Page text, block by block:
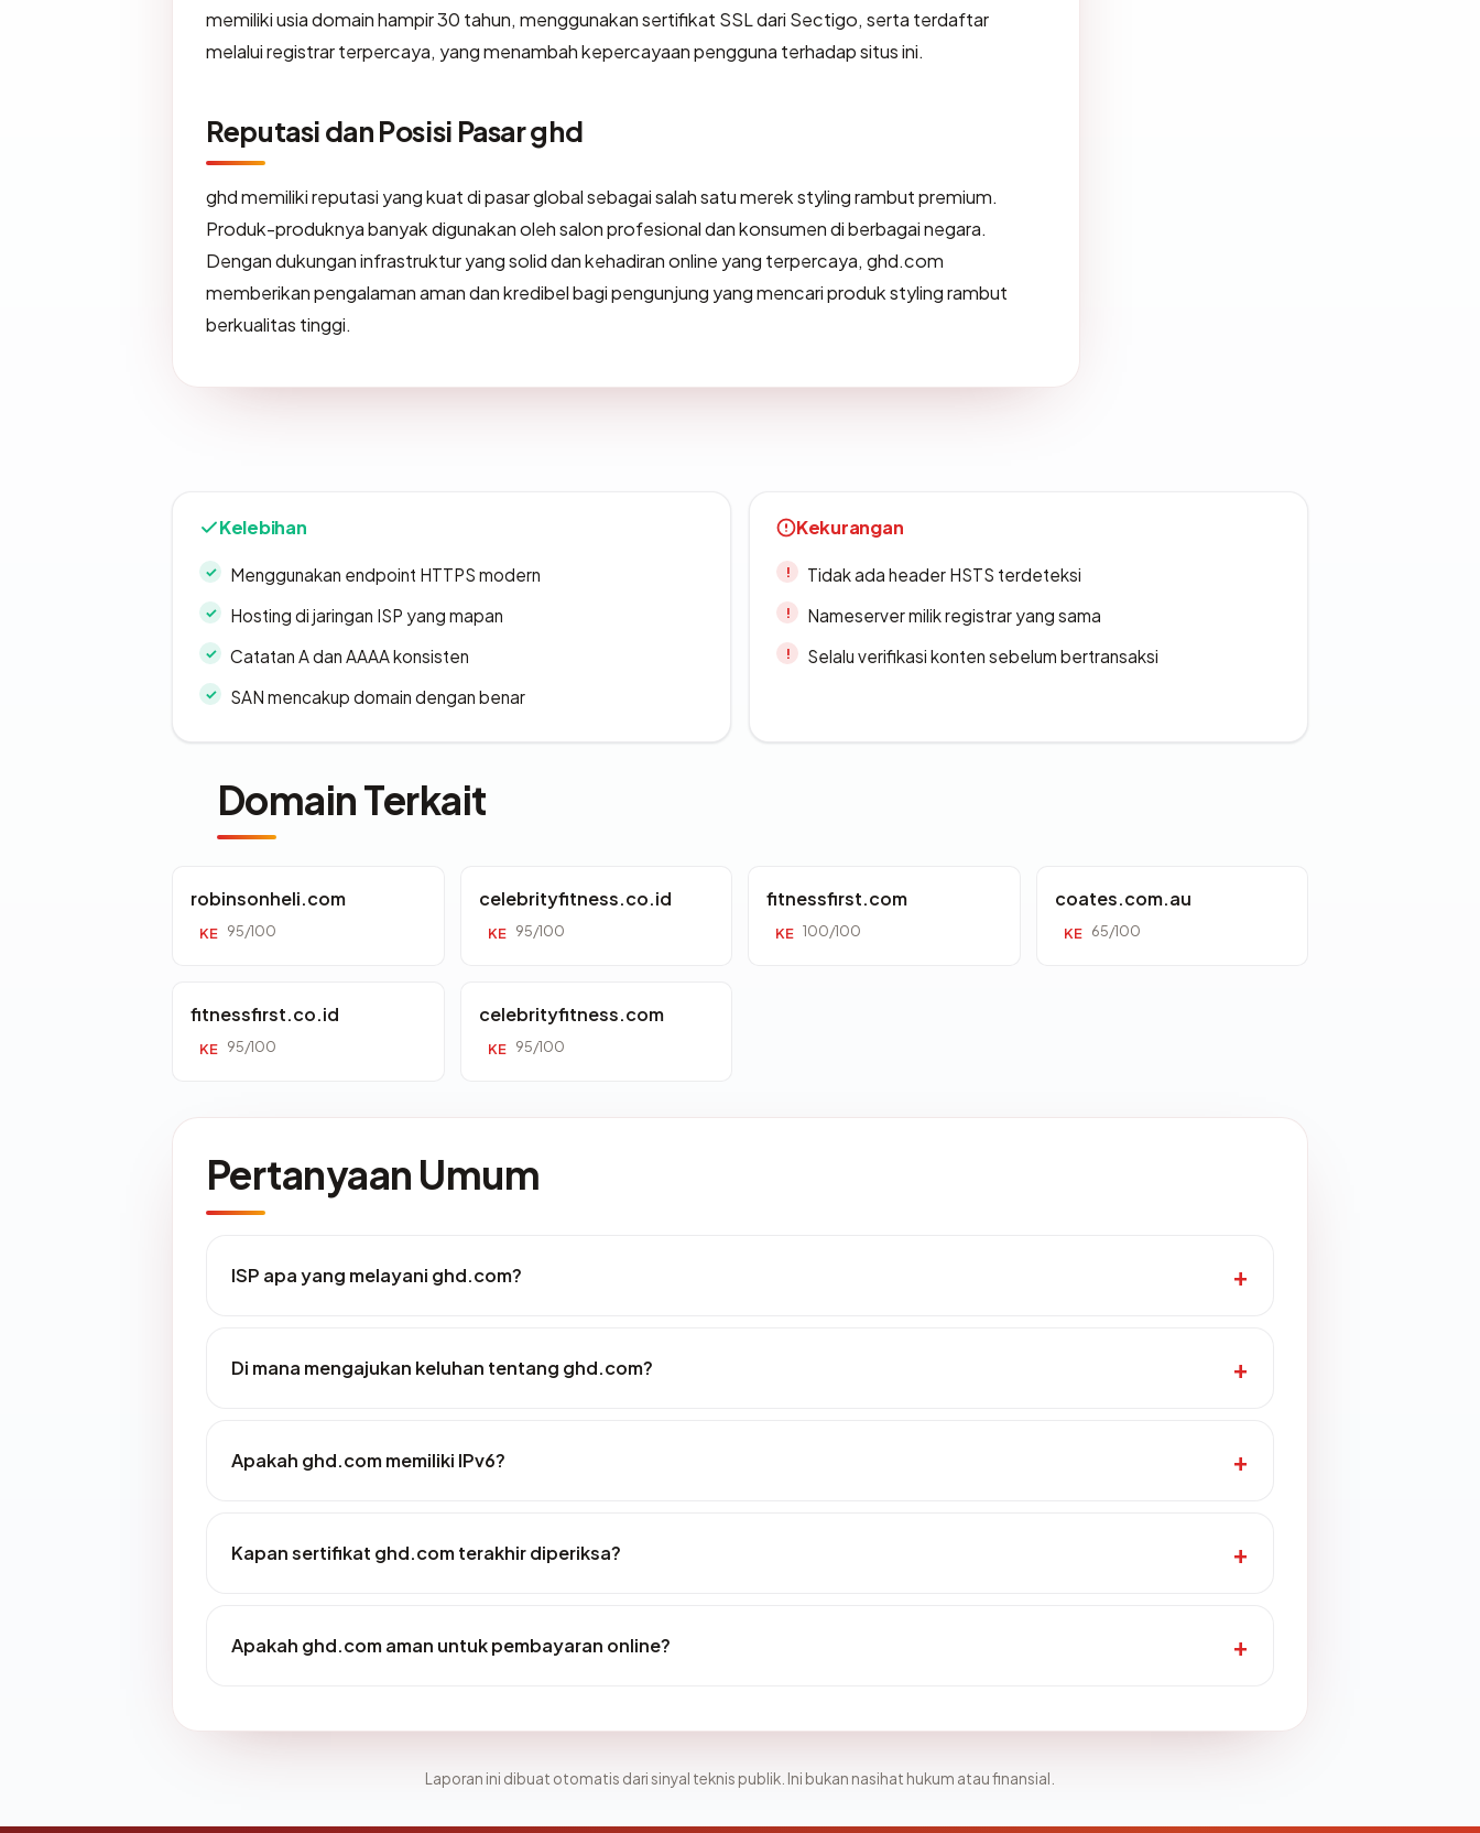
memiliki usia domain hampir 30 tahun, menggunakan sertifikat SSL dari Sectigo, serta terdaftar
melalui registrar terpercaya, yang menambah kepercayaan pengguna terhadap situs ini.
Reputasi dan Posisi Pasar ghd
ghd memiliki reputasi yang kuat di pasar global sebagai salah satu merek styling rambut premium.
Produk-produknya banyak digunakan oleh salon profesional dan konsumen di berbagai negara.
Dengan dukungan infrastruktur yang solid dan kehadiran online yang terpercaya, ghd.com
memberikan pengalaman aman dan kredibel bagi pengunjung yang mencari produk styling rambut
berkualitas tinggi.
Kelebihan
Menggunakan endpoint HTTPS modern
Hosting di jaringan ISP yang mapan
Catatan A dan AAAA konsisten
SAN mencakup domain dengan benar
Kekurangan
Tidak ada header HSTS terdeteksi
Nameserver milik registrar yang sama
Selalu verifikasi konten sebelum bertransaksi
Domain Terkait
robinsonheli.com
KE 95/100
celebrityfitness.co.id
KE 95/100
fitnessfirst.com
KE 100/100
coates.com.au
KE 65/100
fitnessfirst.co.id
KE 95/100
celebrityfitness.com
KE 95/100
Pertanyaan Umum
ISP apa yang melayani ghd.com?
Di mana mengajukan keluhan tentang ghd.com?
Apakah ghd.com memiliki IPv6?
Kapan sertifikat ghd.com terakhir diperiksa?
Apakah ghd.com aman untuk pembayaran online?
Laporan ini dibuat otomatis dari sinyal teknis publik. Ini bukan nasihat hukum atau finansial.